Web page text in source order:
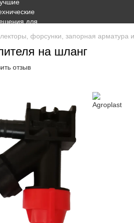
форсунки, запорная
на шланг
отзыв